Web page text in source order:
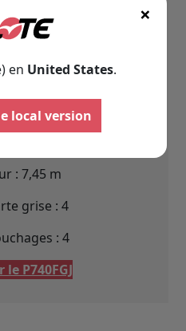
Évidence
: 7,45 m
grise : 4
: 4
P740FGJ
×
en United States.
local version